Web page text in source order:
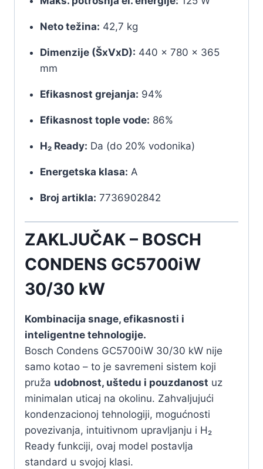
Neto težina: 42,7 kg
Dimenzije (ŠxVxD): 440 × 780 × 365
mm
Efikasnost grejanja: 94%
Efikasnost tople vode: 86%
H₂ Ready: Da (do 20% vodonika)
Energetska klasa: A
Broj artikla: 7736902842
ZAKLJUČAK – BOSCH
CONDENS GC5700iW
30/30 kW
Kombinacija snage, efikasnosti i
inteligentne tehnologije.
Bosch Condens GC5700iW 30/30 kW nije
samo kotao – to je savremeni sistem koji
pruža udobnost, uštedu i pouzdanost uz
minimalan uticaj na okolinu. Zahvaljujući
kondenzacionoj tehnologiji, mogućnosti
povezivanja, intuitivnom upravljanju i H₂
Ready funkciji, ovaj model postavlja
standard u svojoj klasi.